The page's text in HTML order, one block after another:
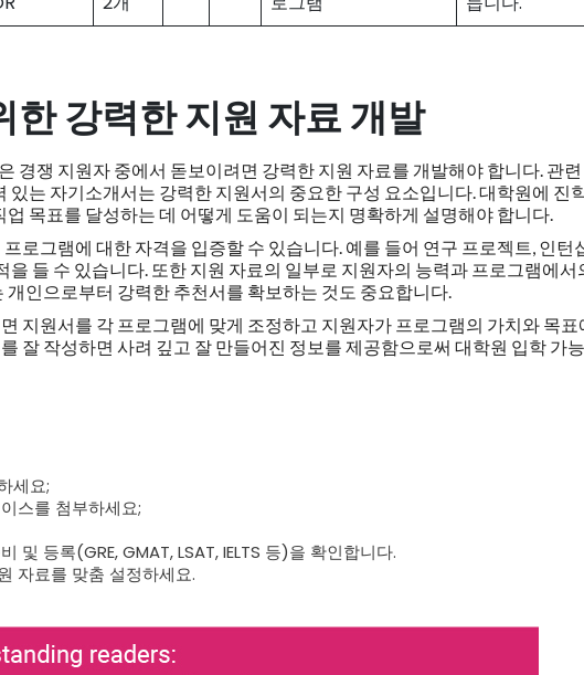
한 강력한 지원 자료 개발
경쟁 지원자 중에서 돋보이려면 강력한 지원 자료를 개발해야 합니다. 관
있는 자기소개서는 강력한 지원서의 중요한 구성 요소입니다. 대학원에 진
목표를 달성하는 데 어떻게 도움이 되는지 명확하게 설명해야 합니다.
로그램에 대한 자격을 입증할 수 있습니다. 예를 들어 연구 프로젝트, 인턴
을 들 수 있습니다. 또한 지원 자료의 일부로 지원자의 능력과 프로그램에서
개인으로부터 강력한 추천서를 확보하는 것도 중요합니다.
지원서를 각 프로그램에 맞게 조정하고 지원자가 프로그램의 가치와 목표
잘 작성하면 사려 깊고 잘 만들어진 정보를 제공함으로써 대학원 입학 가
세요;
스를 첨부하세요;
및 등록(GRE, GMAT, LSAT, IELTS 등)을 확인합니다.
자료를 맞춤 설정하세요.